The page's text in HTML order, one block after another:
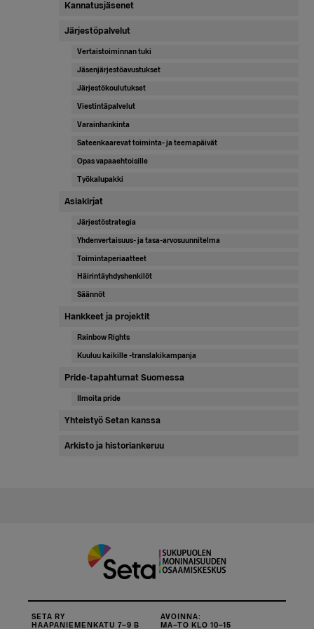
Kannatusjäsenet
Järjestöpalvelut
Vertaistoiminnan tuki
Jäsenjärjestöavustukset
Järjestökoulutukset
Viestintäpalvelut
Varainhankinta
Sateenkaarevat toiminta- ja teemapäivät
Opas vapaaehtoisille
Työkalupakki
Asiakirjat
Järjestöstrategia
Yhdenvertaisuus- ja tasa-arvosuunnitelma
Toimintaperiaatteet
Häirintäyhdyshenkilöt
Säännöt
Hankkeet ja projektit
Rainbow Rights
Kuuluu kaikille -translakikampanja
Pride-tapahtumat Suomessa
Ilmoita pride
Yhteistyö Setan kanssa
Arkisto ja historiankeruu
SETA RY
HAAPANIEMENKATU 7–9 B
AVOINNA:
MA–TO KLO 10–15